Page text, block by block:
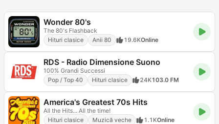
Wonder 80's
The 80's Flashback
Hituri clasice
Anii 80 19.6KOnline
RDS - Radio Dimensione Suono
100% Grandi Successi
Pop / Top 40
Hituri clasice 24K103.0 FM
America's Greatest 70s Hits
All the Hits... All the time!
Hituri clasice
Muzică veche 1.1KOnline